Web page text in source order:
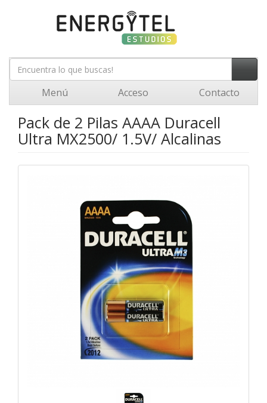
Menú Acceso Contacto
Pack de 2 Pilas AAAA Duracell
Ultra MX2500/ 1.5V/ Alcalinas